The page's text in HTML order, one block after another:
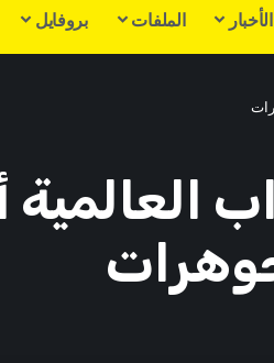
الأخبار الملفات بروفايل